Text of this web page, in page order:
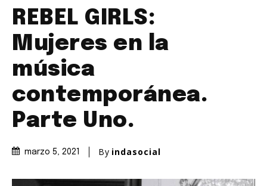
REBEL GIRLS:
Mujeres en la
música
contemporánea.
Parte Uno.
marzo 5, 2021 By indasocial